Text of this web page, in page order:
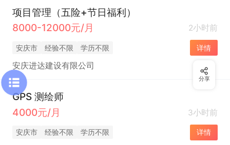
项目管理（五险+节日福利）
8000-12000元/月
2小时前
安庆市 经验不限 学历不限 详情
安庆进达建设有限公司
GPS 测绘师
4000元/月
3小时前
安庆市 经验不限 学历不限 详情
分享